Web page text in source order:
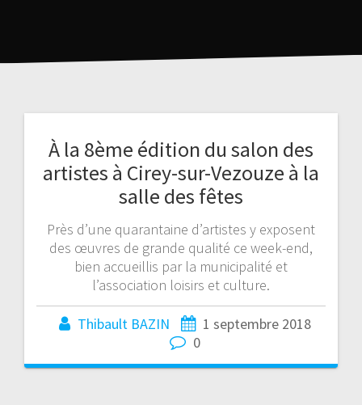
À la 8ème édition du salon des
artistes à Cirey-sur-Vezouze à la
salle des fêtes
Près d’une quarantaine d’artistes y exposent
des œuvres de grande qualité ce week-end,
bien accueillis par la municipalité et
l’association loisirs et culture.
Thibault BAZIN
1 septembre 2018
0